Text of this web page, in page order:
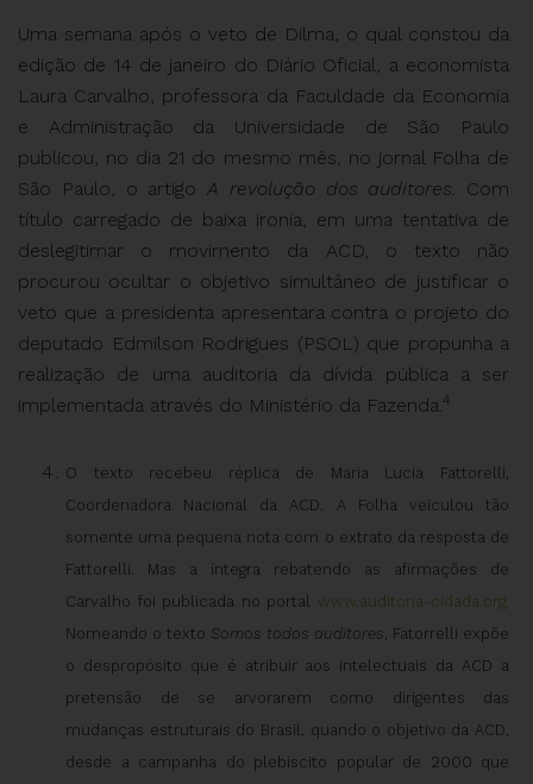
Uma semana após o veto de Dilma, o qual constou da
edição de 14 de janeiro do Diário Oficial, a economista
Laura Carvalho, professora da Faculdade da Economia
e Administração da Universidade de São Paulo
publicou, no dia 21 do mesmo mês, no jornal Folha de
São Paulo, o artigo A revolução dos auditores. Com
título carregado de baixa ironia, em uma tentativa de
deslegitimar o movimento da ACD, o texto não
procurou ocultar o objetivo simultâneo de justificar o
veto que a presidenta apresentara contra o projeto do
deputado Edmilson Rodrigues (PSOL) que propunha a
realização de uma auditoria da dívida pública a ser
implementada através do Ministério da Fazenda. 4
O texto recebeu réplica de Maria Lucia Fattorelli,
Coordenadora Nacional da ACD. A Folha veiculou tão
somente uma pequena nota com o extrato da resposta de
Fattorelli. Mas a íntegra rebatendo as afirmações de
Carvalho foi publicada no portal www.auditoria-cidada.org.
Nomeando o texto Somos todos auditores, Fatorrelli expõe
o despropósito que é atribuir aos intelectuais da ACD a
pretensão de se arvorarem como dirigentes das
mudanças estruturais do Brasil, quando o objetivo da ACD,
desde a campanha do plebiscito popular de 2000 que